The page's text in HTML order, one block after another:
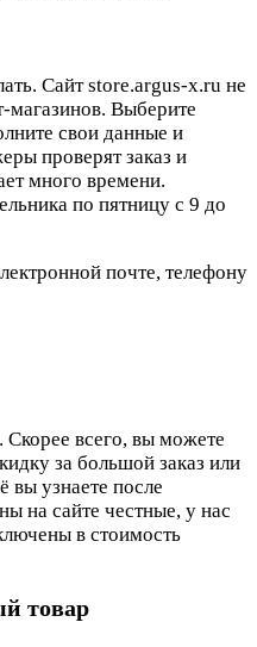
Сайт store.argus-x.ru не
магазинов. Выберите
свои данные и
проверят заказ и
много времени.
по пятницу с 9 до
почте, телефону
Скорее всего, вы можете
за большой заказ или
вы узнаете после
на сайте честные, у нас
в стоимость
товар